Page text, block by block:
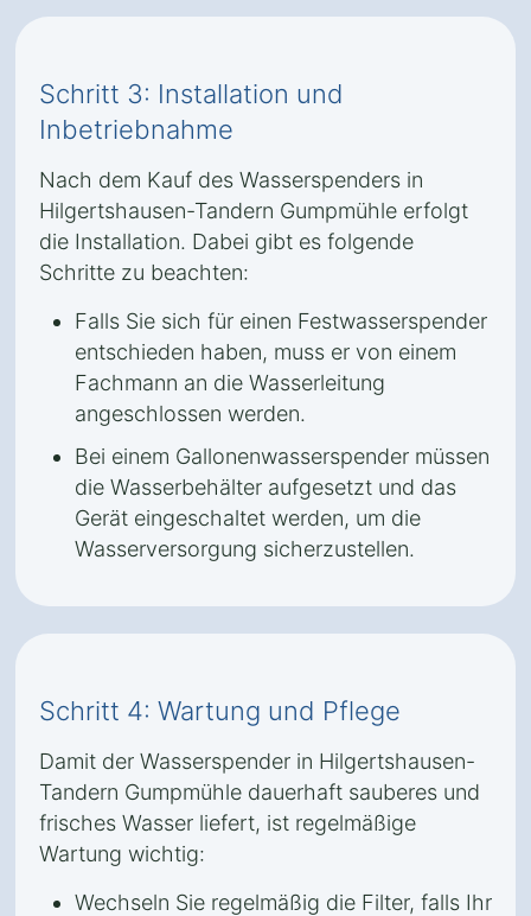
Schritt 3: Installation und
Inbetriebnahme
Nach dem Kauf des Wasserspenders in
Hilgertshausen-Tandern Gumpmühle erfolgt
die Installation. Dabei gibt es folgende
Schritte zu beachten:
Falls Sie sich für einen Festwasserspender
entschieden haben, muss er von einem
Fachmann an die Wasserleitung
angeschlossen werden.
Bei einem Gallonenwasserspender müssen
die Wasserbehälter aufgesetzt und das
Gerät eingeschaltet werden, um die
Wasserversorgung sicherzustellen.
Schritt 4: Wartung und Pflege
Damit der Wasserspender in Hilgertshausen-
Tandern Gumpmühle dauerhaft sauberes und
frisches Wasser liefert, ist regelmäßige
Wartung wichtig:
Wechseln Sie regelmäßig die Filter, falls Ihr